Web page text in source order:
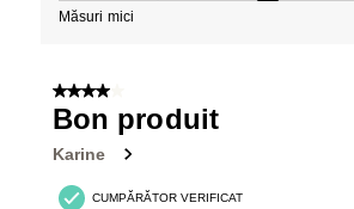
Măsuri mici
4 din 5 stele.
Bon produit
Karine
CUMPĂRĂTOR VERIFICAT